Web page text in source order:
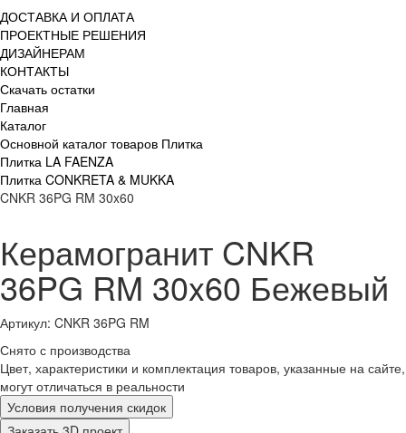
ДОСТАВКА И ОПЛАТА
ПРОЕКТНЫЕ РЕШЕНИЯ
ДИЗАЙНЕРАМ
КОНТАКТЫ
Скачать остатки
Главная
Каталог
Основной каталог товаров Плитка
Плитка LA FAENZA
Плитка CONKRETA & MUKKA
CNKR 36PG RM 30x60
Керамогранит CNKR
36PG RM 30x60 Бежевый
Артикул: CNKR 36PG RM
Снято с производства
Цвет, характеристики и комплектация товаров, указанные на сайте,
могут отличаться в реальности
Условия получения скидок